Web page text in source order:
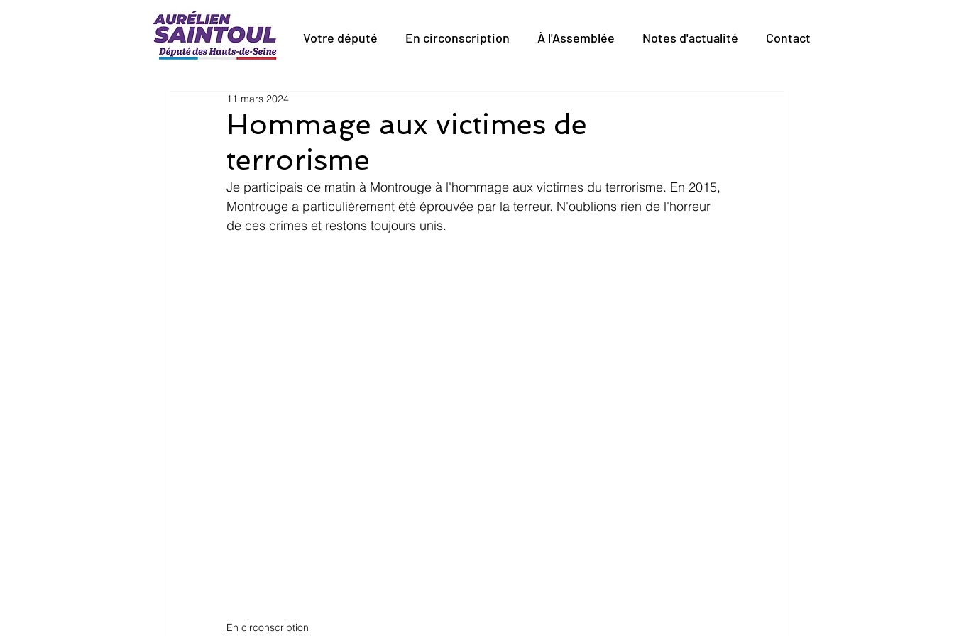
Votre député En circonscription À l'Assemblée Notes d'actualité Contact
Hommage aux victimes de
terrorisme
11 mars 2024
Je participais ce matin à Montrouge à l'hommage aux victimes du terrorisme. En 2015,
Montrouge a particulièrement été éprouvée par la terreur. N'oublions rien de l'horreur
de ces crimes et restons toujours unis.
En circonscription